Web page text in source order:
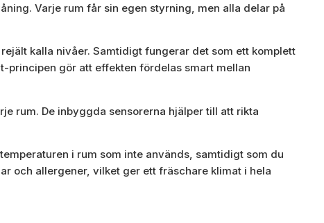
Varje rum får sin egen styrning, men alla delar på
kalla nivåer. Samtidigt fungerar det som ett komplett
principen gör att effekten fördelas smart mellan
rum. De inbyggda sensorerna hjälper till att rikta
i rum som inte används, samtidigt som du
och allergener, vilket ger ett fräschare klimat i hela